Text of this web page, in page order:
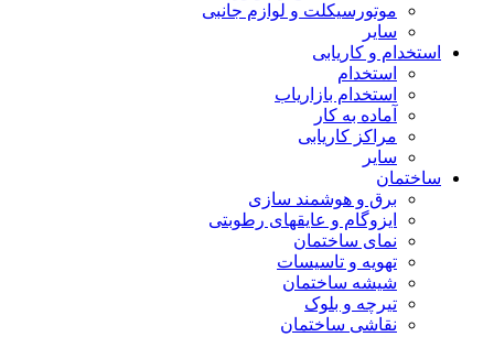
موتورسیکلت و لوازم جانبی
سایر
استخدام و کاریابی
استخدام
استخدام بازاریاب
آماده به کار
مراکز کاریابی
سایر
ساختمان
برق و هوشمند سازی
ایزوگام و عایقهای رطوبتی
نمای ساختمان
تهویه و تاسیسات
شیشه ساختمان
تیرچه و بلوک
نقاشی ساختمان